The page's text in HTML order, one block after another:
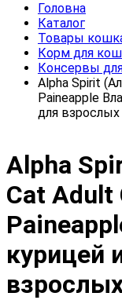
Головна
Каталог
Товары
Корм для
Консервы
Alpha Spirit
Paineapple
для
Alpha
Cat Adult
курицей